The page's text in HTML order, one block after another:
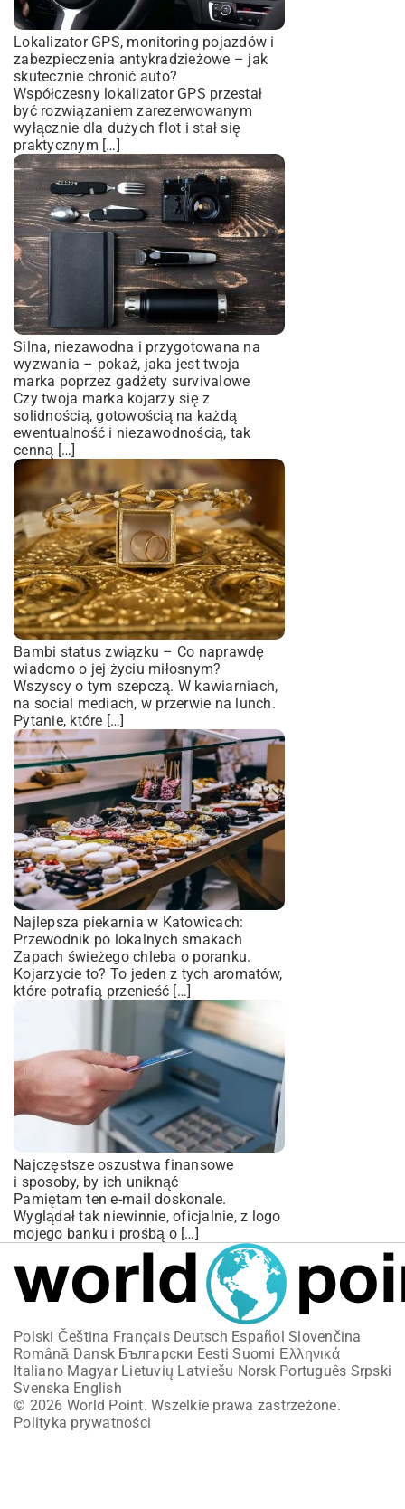
Lokalizator GPS, monitoring pojazdów i
zabezpieczenia antykradzieżowe – jak
skutecznie chronić auto?
Współczesny lokalizator GPS przestał
być rozwiązaniem zarezerwowanym
wyłącznie dla dużych flot i stał się
praktycznym […]
Silna, niezawodna i przygotowana na
wyzwania – pokaż, jaka jest twoja
marka poprzez gadżety survivalowe
Czy twoja marka kojarzy się z
solidnością, gotowością na każdą
ewentualność i niezawodnością, tak
cenną […]
Bambi status związku – Co naprawdę
wiadomo o jej życiu miłosnym?
Wszyscy o tym szepczą. W kawiarniach,
na social mediach, w przerwie na lunch.
Pytanie, które […]
Najlepsza piekarnia w Katowicach:
Przewodnik po lokalnych smakach
Zapach świeżego chleba o poranku.
Kojarzycie to? To jeden z tych aromatów,
które potrafią przenieść […]
Najczęstsze oszustwa finansowe
i sposoby, by ich uniknąć
Pamiętam ten e-mail doskonale.
Wyglądał tak niewinnie, oficjalnie, z logo
mojego banku i prośbą o […]
Polski Čeština Français Deutsch Español Slovenčina
Română Dansk Български Eesti Suomi Ελληνικά
Italiano Magyar Lietuvių Latviešu Norsk Português Srpski
Svenska English
© 2026 World Point. Wszelkie prawa zastrzeżone.
Polityka prywatności